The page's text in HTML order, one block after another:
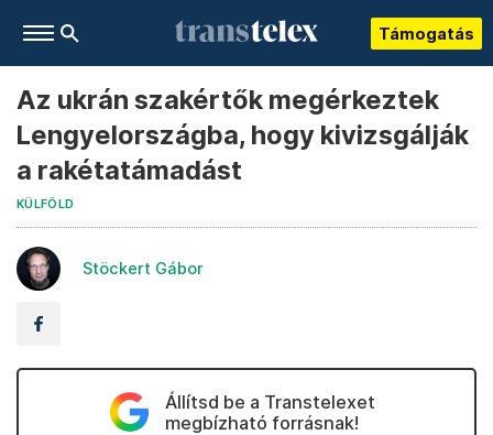
Támogatás
Az ukrán szakértők megérkeztek
Lengyelországba, hogy kivizsgálják
a rakétatámadást
KÜLFÖLD
Stöckert Gábor
Állítsd be a Transtelexet
megbízható forrásnak!